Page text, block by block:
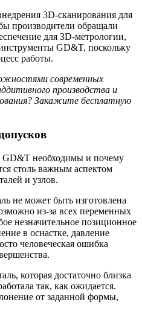
3D‑сканирования для
производители обращали
для 3D‑метрологии,
GD&T, поскольку
работы.
современных
производства и
Закажите бесплатную
GD&T необходимы и почему
столь важным аспектом
и узлов.
не может быть изготовлена
из‑за всех переменных
незначительное позиционное
в оснастке, давление
человеческая ошибка
которая достаточно близка
так, как ожидается.
от заданной формы,